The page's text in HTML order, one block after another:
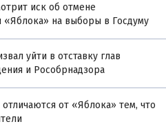
иск об отмене
«Яблока» на выборы в Госдуму
уйти в отставку глав
и Рособрнадзора
от «Яблока» тем, что